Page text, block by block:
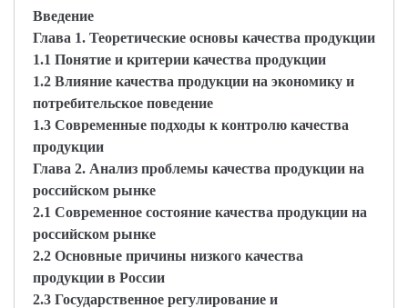
Введение
Глава 1. Теоретические основы качества продукции
1.1 Понятие и критерии качества продукции
1.2 Влияние качества продукции на экономику и
потребительское поведение
1.3 Современные подходы к контролю качества
продукции
Глава 2. Анализ проблемы качества продукции на
российском рынке
2.1 Современное состояние качества продукции на
российском рынке
2.2 Основные причины низкого качества
продукции в России
2.3 Государственное регулирование и